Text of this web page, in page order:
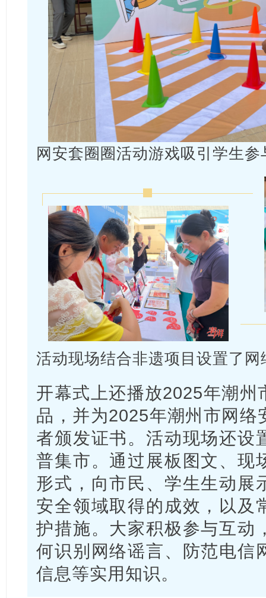
网安套圈圈活动游戏吸引学生参
活动现场结合非遗项目设置了
开幕式上还播放2025年潮州
品，并为2025年潮州市网络
者颁发证书。活动现场还设
普集市。通过展板图文、现
形式，向市民、学生生动展
安全领域取得的成效，以及
护措施。大家积极参与互动
何识别网络谣言、防范电信
信息等实用知识。